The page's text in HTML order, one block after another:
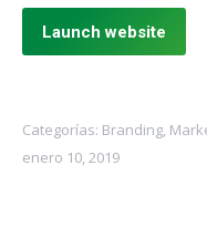
Launch website
Categorías: Branding,
enero 10, 2019